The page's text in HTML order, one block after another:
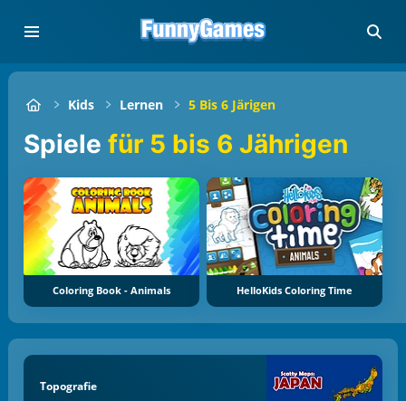
Kids Lernen 5 Bis 6 Järigen
Spiele für 5 bis 6 Jährigen
Coloring Book - Animals HelloKids Coloring Time
Topografie